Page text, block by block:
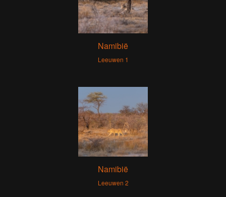
Namibië
Leeuwen 1
Namibië
Leeuwen 2